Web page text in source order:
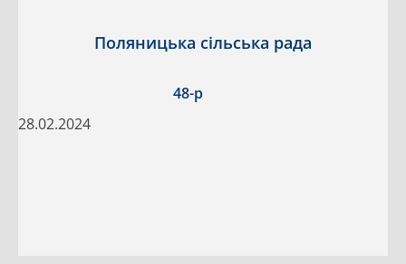
Поляницька сільська рада
48-р
28.02.2024